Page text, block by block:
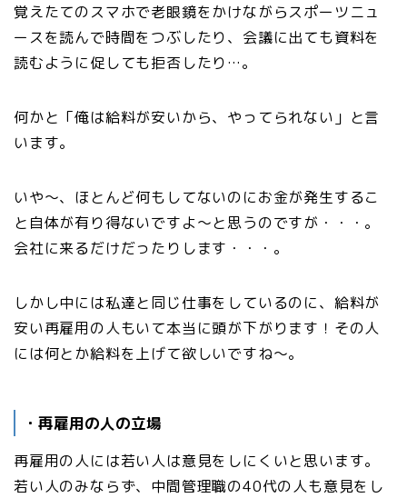
覚えたてのスマホで老眼鏡をかけながらスポーツニュ
ースを読んで時間をつぶしたり、会議に出ても資料を
読むように促しても拒否したり…。
何かと「俺は給料が安いから、やってられない」と言
います。
いや〜、ほとんど何もしてないのにお金が発生するこ
と自体が有り得ないですよ〜と思うのですが・・・。
会社に来るだけだったりします・・・。
しかし中には私達と同じ仕事をしているのに、給料が
安い再雇用の人もいて本当に頭が下がります！その人
には何とか給料を上げて欲しいですね～。
・再雇用の人の立場
再雇用の人には若い人は意見をしにくいと思います。
若い人のみならず、中間管理職の40代の人も意見をし